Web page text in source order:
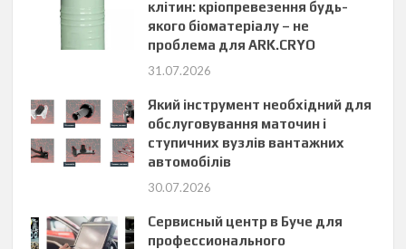
клітин: кріопревезення будь-
якого біоматеріалу – не
проблема для ARK.CRYO
31.07.2026
Який інструмент необхідний для
обслуговування маточин і
ступичних вузлів вантажних
автомобілів
30.07.2026
Сервисный центр в Буче для
профессионального